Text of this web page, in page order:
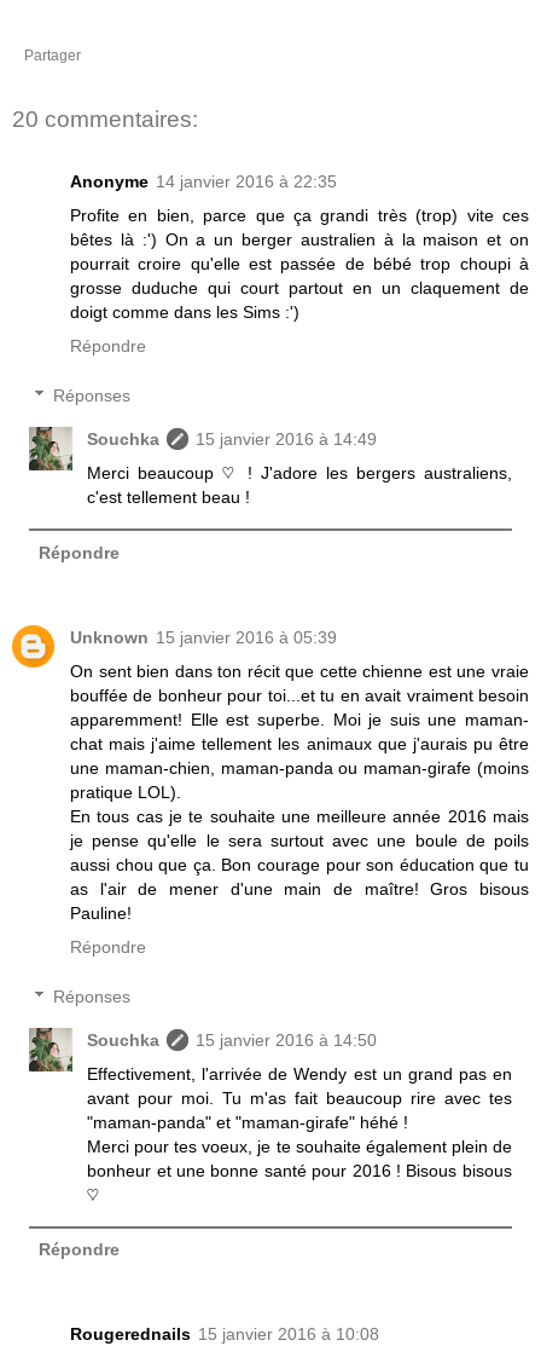
Partager
20 commentaires:
Anonyme 14 janvier 2016 à 22:35
Profite en bien, parce que ça grandi très (trop) vite ces
bêtes là :') On a un berger australien à la maison et on
pourrait croire qu'elle est passée de bébé trop choupi à
grosse duduche qui court partout en un claquement de
doigt comme dans les Sims :')
Répondre
Réponses
Souchka
15 janvier 2016 à 14:49
Merci beaucoup ♡ ! J'adore les bergers australiens,
c'est tellement beau !
Répondre
Unknown 15 janvier 2016 à 05:39
On sent bien dans ton récit que cette chienne est une vraie
bouffée de bonheur pour toi...et tu en avait vraiment besoin
apparemment! Elle est superbe. Moi je suis une maman-
chat mais j'aime tellement les animaux que j'aurais pu être
une maman-chien, maman-panda ou maman-girafe (moins
pratique LOL).
En tous cas je te souhaite une meilleure année 2016 mais
je pense qu'elle le sera surtout avec une boule de poils
aussi chou que ça. Bon courage pour son éducation que tu
as l'air de mener d'une main de maître! Gros bisous
Pauline!
Répondre
Réponses
Souchka
15 janvier 2016 à 14:50
Effectivement, l'arrivée de Wendy est un grand pas en
avant pour moi. Tu m'as fait beaucoup rire avec tes
"maman-panda" et "maman-girafe" héhé !
Merci pour tes voeux, je te souhaite également plein de
bonheur et une bonne santé pour 2016 ! Bisous bisous
♡
Répondre
Rougerednails 15 janvier 2016 à 10:08